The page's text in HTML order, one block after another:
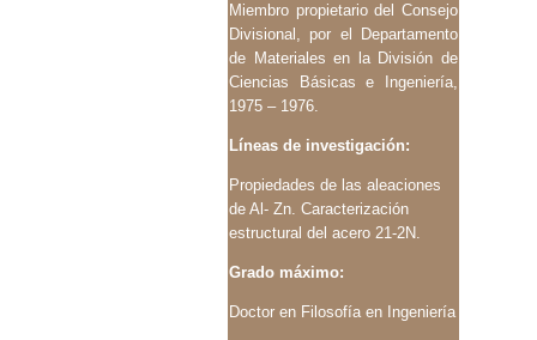
Miembro propietario del Consejo
Divisional, por el Departamento
de Materiales en la División de
Ciencias Básicas e Ingeniería,
1975 – 1976.
Líneas de investigación:
Propiedades de las aleaciones
de Al- Zn. Caracterización
estructural del acero 21-2N.
Grado máximo:
Doctor en Filosofía en Ingeniería